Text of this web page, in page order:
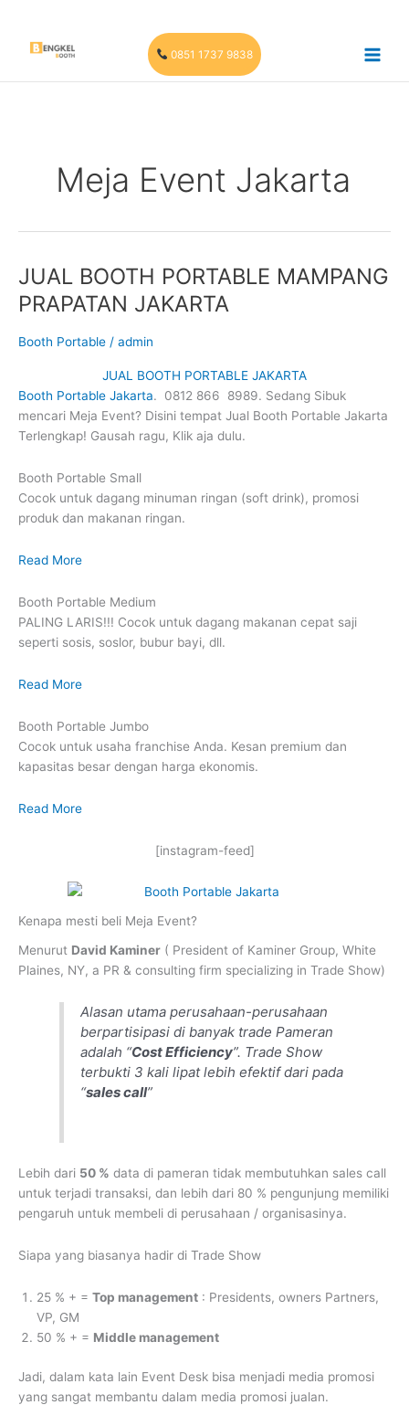
content
0851 1737 9838
Meja Event Jakarta
JUAL BOOTH PORTABLE MAMPANG
PRAPATAN JAKARTA
Booth Portable / admin
JUAL BOOTH PORTABLE JAKARTA
Booth Portable Jakarta. 0812 866 8989. Sedang Sibuk
mencari Meja Event? Disini tempat Jual Booth Portable Jakarta
Terlengkap! Gausah ragu, Klik aja dulu.
Booth Portable Small
Cocok untuk dagang minuman ringan (soft drink), promosi
produk dan makanan ringan.
Read More
Booth Portable Medium
PALING LARIS!!! Cocok untuk dagang makanan cepat saji
seperti sosis, soslor, bubur bayi, dll.
Read More
Booth Portable Jumbo
Cocok untuk usaha franchise Anda. Kesan premium dan
kapasitas besar dengan harga ekonomis.
Read More
[instagram-feed]
Kenapa mesti beli Meja Event?
Menurut David Kaminer ( President of Kaminer Group, White
Plaines, NY, a PR & consulting firm specializing in Trade Show)
Alasan utama perusahaan-perusahaan
berpartisipasi di banyak trade Pameran
adalah “Cost Efficiency”. Trade Show
terbukti 3 kali lipat lebih efektif dari pada
“sales call”
Lebih dari 50 % data di pameran tidak membutuhkan sales call
untuk terjadi transaksi, dan lebih dari 80 % pengunjung memiliki
pengaruh untuk membeli di perusahaan / organisasinya.
Siapa yang biasanya hadir di Trade Show
25 % + = Top management : Presidents, owners Partners,
VP, GM
50 % + = Middle management
Jadi, dalam kata lain Event Desk bisa menjadi media promosi
yang sangat membantu dalam media promosi jualan.